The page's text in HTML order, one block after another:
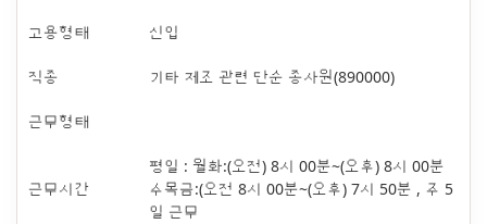
고용형태 신입
직종 기타 제조 관련 단순 종사원(890000)
근무형태
근무시간
평일 : 월화:(오전) 8시 00분~(오후) 8시 00분
수목금:(오전 8시 00분~(오후) 7시 50분 , 주 5
일 근무